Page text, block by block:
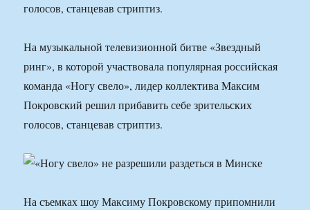
голосов, станцевав стриптиз.
На музыкальной телевизионной битве «Звездный
ринг», в которой участвовала популярная российская
команда «Ногу свело», лидер коллектива Максим
Покровский решил прибавить себе зрительских
голосов, станцевав стриптиз.
На съемках шоу Максиму Покровскому припомнили